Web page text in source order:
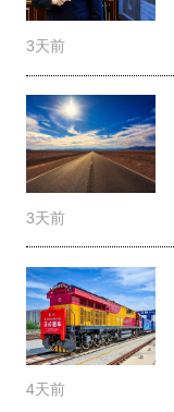
3天前
3天前
4天前